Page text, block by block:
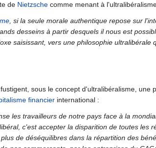
de Nietzsche comme menant à
, si la seule morale authentique repose sur
desseins à partir desquels il nous est
saisissant, vers une philosophie ultralibérale
sous le concept d'ultralibéralisme, une
financier international :
les travailleurs de notre pays face à la
c'est accepter la disparition de toutes les
de déséquilibres dans la répartition des